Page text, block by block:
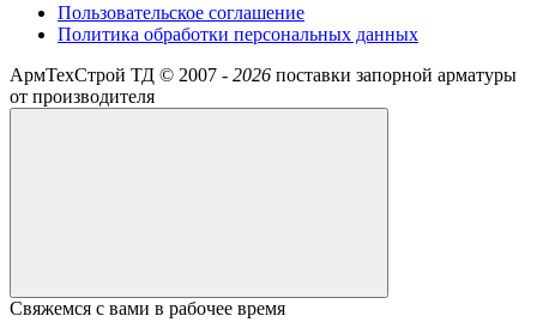
Пользовательское соглашение
Политика обработки персональных данных
АрмТехСтрой ТД © 2007 - 2026 поставки запорной арматуры
от производителя
Свяжемся с вами в рабочее время